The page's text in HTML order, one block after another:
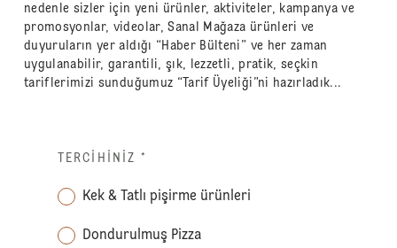
nedenle sizler için yeni ürünler, aktiviteler, kampanya ve
promosyonlar, videolar, Sanal Mağaza ürünleri ve
duyuruların yer aldığı “Haber Bülteni” ve her zaman
uygulanabilir, garantili, şık, lezzetli, pratik, seçkin
tariflerimizi sunduğumuz “Tarif Üyeliği”ni hazırladık...
TERCIHINIZ *
Kek & Tatlı pişirme ürünleri
Dondurulmuş Pizza